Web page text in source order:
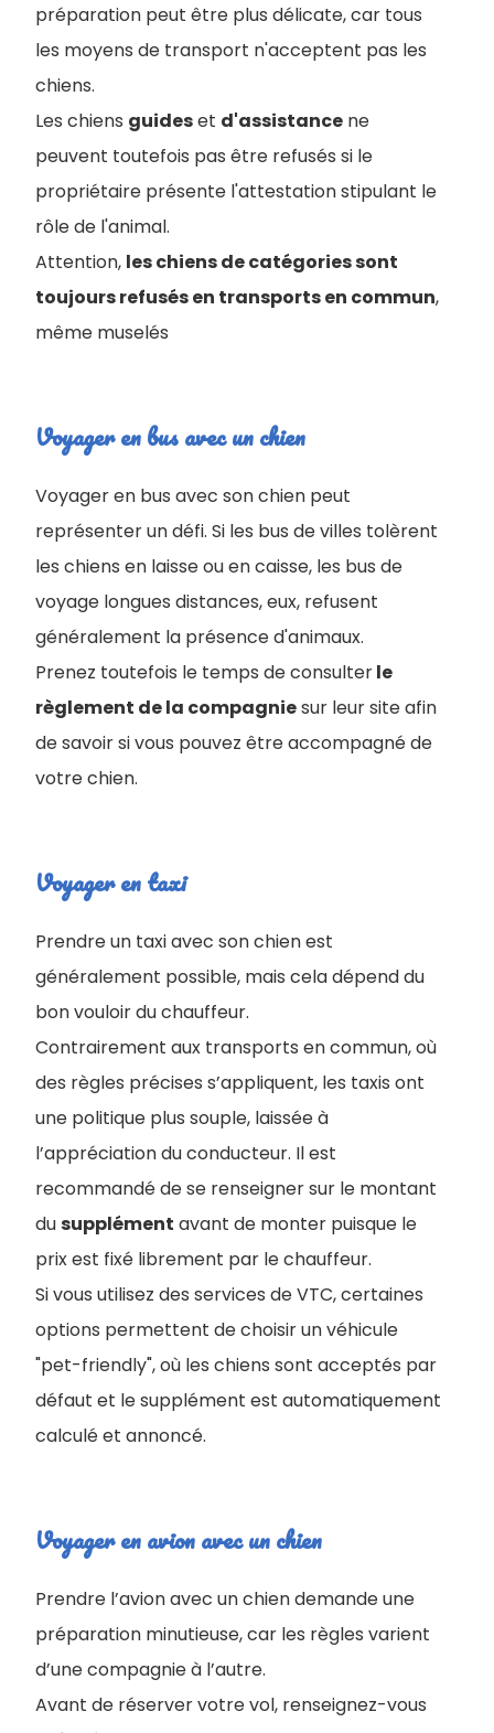
préparation peut être plus délicate, car tous
les moyens de transport n'acceptent pas les
chiens.
Les chiens guideset d'assistance ne
peuvent toutefois pas être refusés si le
propriétaire présente l'attestation stipulant le
rôle de l'animal.
Attention, les chiens de catégories sont
toujours refusés en transports en commun,
même muselés
Voyager en bus avec un chien
Voyager en bus avec son chien peut
représenter un défi. Si les bus de villes tolèrent
les chiens en laisse ou en caisse, les bus de
voyage longues distances, eux, refusent
généralement la présence d'animaux.
Prenez toutefois le temps de consulterle
règlement de la compagniesur leur site afin
de savoir si vous pouvez être accompagné de
votre chien.
Voyager en taxi
Prendre un taxi avec son chien est
généralement possible, mais cela dépend du
bon vouloir du chauffeur.
Contrairement aux transports en commun, où
des règles précises s’appliquent, les taxis ont
une politique plus souple, laissée à
l’appréciation du conducteur. Il est
recommandé de se renseigner sur le montant
dusupplément avant de monter puisque le
prix est fixé librement par le chauffeur.
Si vous utilisez des services de VTC, certaines
options permettent de choisir un véhicule
"pet-friendly", où les chiens sont acceptés par
défaut et le supplément est automatiquement
calculé et annoncé.
Voyager en avion avec un chien
Prendre l’avion avec un chien demande une
préparation minutieuse, car les règles varient
d’une compagnie à l’autre.
Avant de réserver votre vol, renseignez-vous